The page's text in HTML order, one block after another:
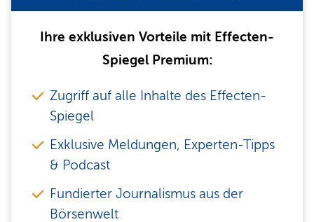
Ihre exklusiven Vorteile mit Effecten-
Spiegel Premium:
Zugriff auf alle Inhalte des Effecten-
Spiegel
Exklusive Meldungen, Experten-Tipps
& Podcast
Fundierter Journalismus aus der
Börsenwelt